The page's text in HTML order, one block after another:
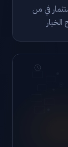
في من